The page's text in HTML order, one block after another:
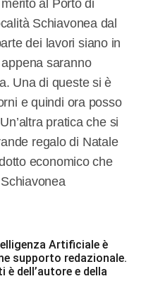
al Porto di
Schiavonea dal
dei lavori siano in
saranno
Una di queste si è
e quindi ora posso
pratica che si
regalo di Natale
economico che
Artificiale è
supporto redazionale.
dell’autore e della